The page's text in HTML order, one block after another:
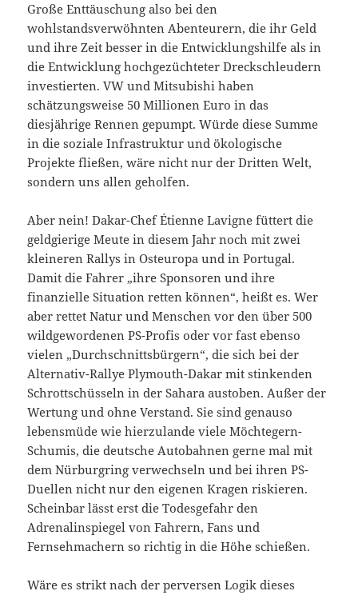
Große Enttäuschung also bei den
wohlstandsverwöhnten Abenteurern, die ihr Geld
und ihre Zeit besser in die Entwicklungshilfe als in
die Entwicklung hochgezüchteter Dreckschleudern
investierten. VW und Mitsubishi haben
schätzungsweise 50 Millionen Euro in das
diesjährige Rennen gepumpt. Würde diese Summe
in die soziale Infrastruktur und ökologische
Projekte fließen, wäre nicht nur der Dritten Welt,
sondern uns allen geholfen.
Aber nein! Dakar-Chef Étienne Lavigne füttert die
geldgierige Meute in diesem Jahr noch mit zwei
kleineren Rallys in Osteuropa und in Portugal.
Damit die Fahrer „ihre Sponsoren und ihre
finanzielle Situation retten können“, heißt es. Wer
aber rettet Natur und Menschen vor den über 500
wildgewordenen PS-Profis oder vor fast ebenso
vielen „Durchschnittsbürgern“, die sich bei der
Alternativ-Rallye Plymouth-Dakar mit stinkenden
Schrottschüsseln in der Sahara austoben. Außer der
Wertung und ohne Verstand. Sie sind genauso
lebensmüde wie hierzulande viele Möchtegern-
Schumis, die deutsche Autobahnen gerne mal mit
dem Nürburgring verwechseln und bei ihren PS-
Duellen nicht nur den eigenen Kragen riskieren.
Scheinbar lässt erst die Todesgefahr den
Adrenalinspiegel von Fahrern, Fans und
Fernsehmachern so richtig in die Höhe schießen.
Wäre es strikt nach der perversen Logik dieses